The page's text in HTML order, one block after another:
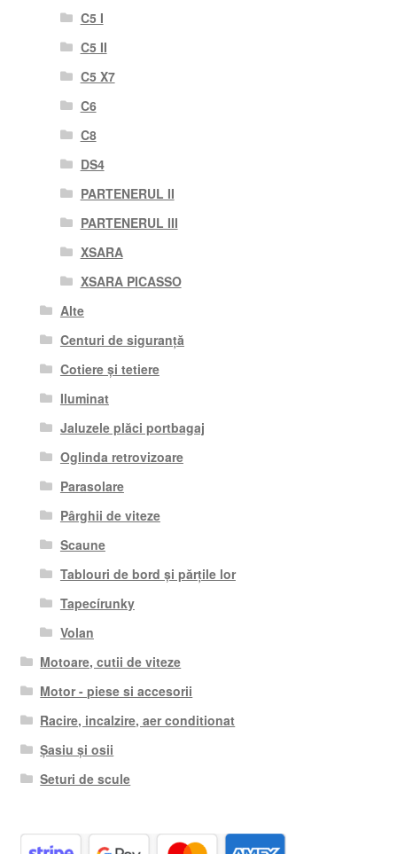
C5 I
C5 II
C5 X7
C6
C8
DS4
PARTENERUL II
PARTENERUL III
XSARA
XSARA PICASSO
Alte
Centuri de siguranță
Cotiere și tetiere
Iluminat
Jaluzele plăci portbagaj
Oglinda retrovizoare
Parasolare
Pârghii de viteze
Scaune
Tablouri de bord și părțile lor
Tapecírunky
Volan
Motoare, cutii de viteze
Motor - piese si accesorii
Racire, incalzire, aer conditionat
Șasiu și osii
Seturi de scule